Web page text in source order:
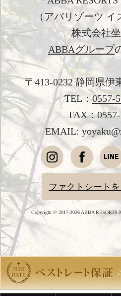
（アバリゾーツ イ
株式会社
ABBAグループ
〒413-0232 静岡県伊
TEL：0557-
FAX：0557-
EMAIL:
ファクトシート
Copyright © 2017-2026 ABBA RESORTS
新着情
日本文化
観光のご
フォトギャ
おすすめ宿
お問い合
よくある
プライバシー
採用情